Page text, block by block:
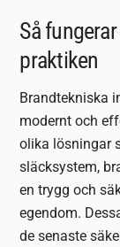
Så
praktiken
Brandtekniska
modernt och
olika lösningar
släcksystem,
en trygg och
egendom.
de senaste